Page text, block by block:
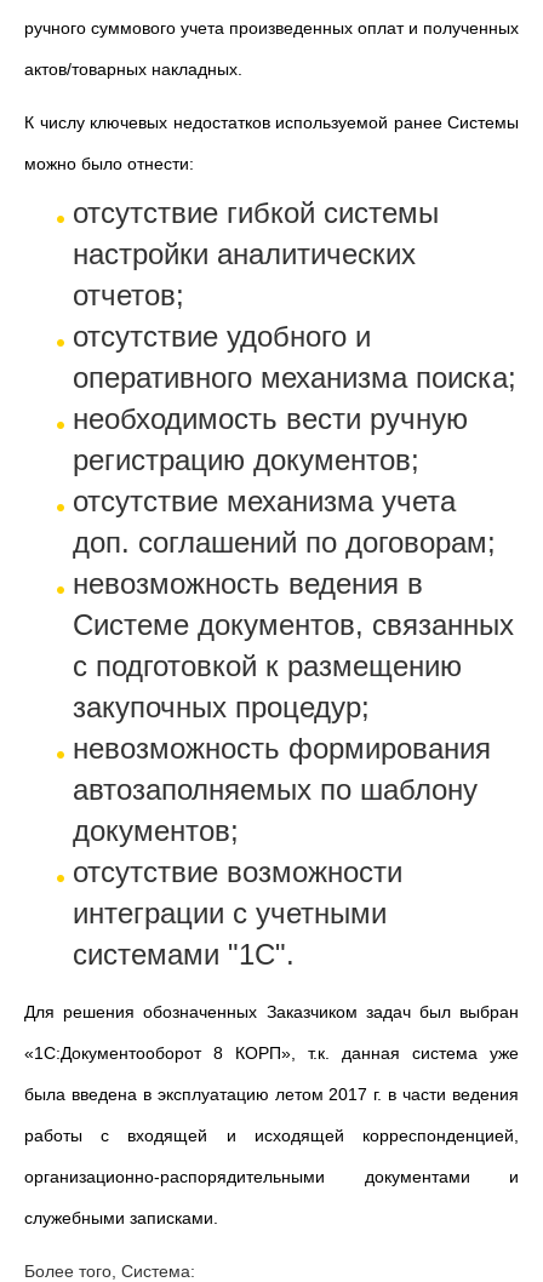
ручного суммового учета произведенных оплат и полученных
актов/товарных накладных.
К числу ключевых недостатков используемой ранее Системы
можно было отнести:
отсутствие гибкой системы
настройки аналитических
отчетов;
отсутствие удобного и
оперативного механизма поиска;
необходимость вести ручную
регистрацию документов;
отсутствие механизма учета
доп. соглашений по договорам;
невозможность ведения в
Системе документов, связанных
с подготовкой к размещению
закупочных процедур;
невозможность формирования
автозаполняемых по шаблону
документов;
отсутствие возможности
интеграции с учетными
системами "1С".
Для решения обозначенных Заказчиком задач был выбран
«1С:Документооборот 8 КОРП», т.к. данная система уже
была введена в эксплуатацию летом 2017 г. в части ведения
работы с входящей и исходящей корреспонденцией,
организационно-распорядительными документами и
служебными записками.
Более того, Система: